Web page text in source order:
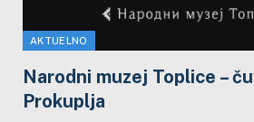
AKTUELNO
Narodni muzej Toplice –
Prokuplja